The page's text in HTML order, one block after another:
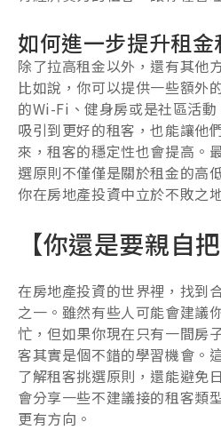
如何進一步提升租
除了拉高租金以外，還有其他
比如說，你可以提供一些額外
的Wi-Fi、健身房或是社區活
吸引到更好的租客，也能讓他
來，租客的穩定性也會提高。
選原則不僅僅是關於租金的高
你在房地產投資中立於不敗之
【你還是要親自把
在房地產投資的世界裡，找到
之一。雖然有些人可能會建議
忙，但如果你現在只有一間房
客其實是個不錯的學習機會。
了解租客挑選原則，還能避免
會分享一些不建議接的租客類
更有方向。